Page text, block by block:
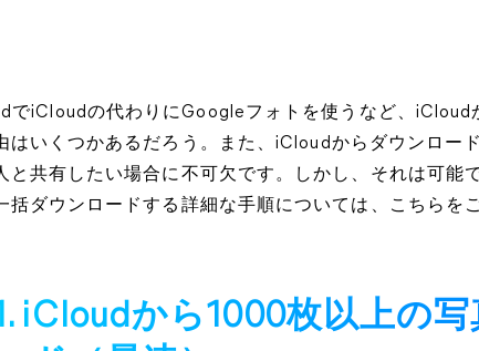
でiCloudの代わりにGoogleフォトを使うなど、iCloud
はいくつかあるだろう。また、iCloudからダウンロー
と共有したい場合に不可欠です。しかし、それは可能
括ダウンロードする詳細な手順については、こちらを
iCloudから1000枚以上の